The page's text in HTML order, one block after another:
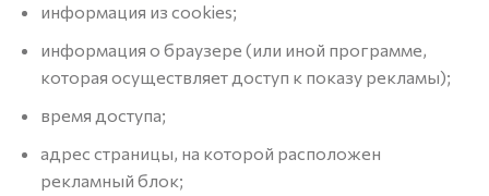
информация из cookies;
информация о браузере (или иной программе,
которая осуществляет доступ к показу рекламы);
время доступа;
адрес страницы, на которой расположен
рекламный блок;